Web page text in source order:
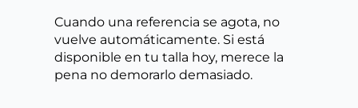
Cuando una referencia se agota, no
vuelve automáticamente. Si está
disponible en tu talla hoy, merece la
pena no demorarlo demasiado.